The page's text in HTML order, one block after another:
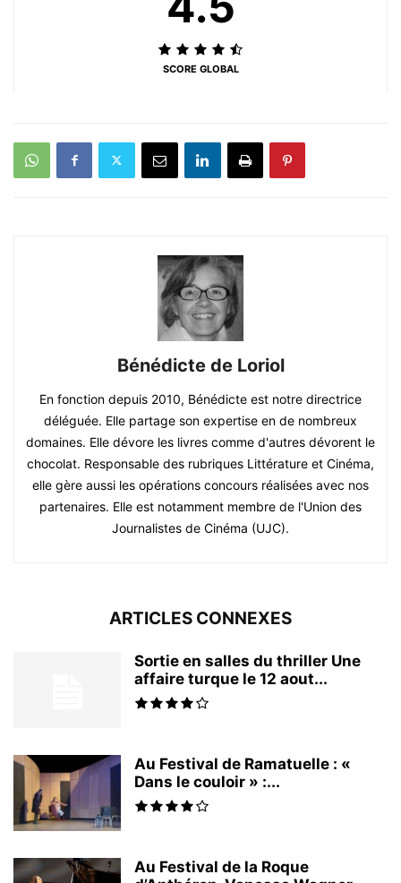
SCORE GLOBAL
Bénédicte de Loriol
En fonction depuis 2010, Bénédicte est notre directrice
déléguée. Elle partage son expertise en de nombreux
domaines. Elle dévore les livres comme d'autres dévorent le
chocolat. Responsable des rubriques Littérature et Cinéma,
elle gère aussi les opérations concours réalisées avec nos
partenaires. Elle est notamment membre de l'Union des
Journalistes de Cinéma (UJC).
ARTICLES CONNEXES
Sortie en salles du thriller Une
affaire turque le 12 aout...
Au Festival de Ramatuelle : «
Dans le couloir » :...
Au Festival de la Roque